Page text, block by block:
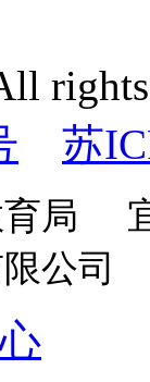
苏
育局
公司